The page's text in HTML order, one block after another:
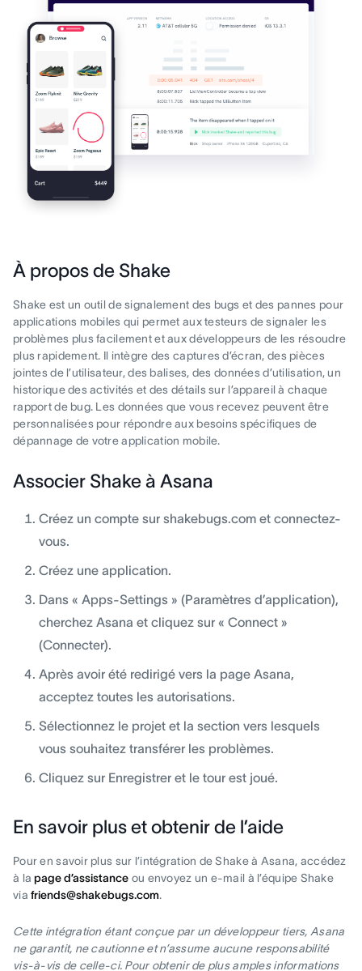
À propos de Shake
Shake est un outil de signalement des bugs et des pannes pour
applications mobiles qui permet aux testeurs de signaler les
problèmes plus facilement et aux développeurs de les résoudre
plus rapidement. Il intègre des captures d’écran, des pièces
jointes de l’utilisateur, des balises, des données d’utilisation, un
historique des activités et des détails sur l’appareil à chaque
rapport de bug. Les données que vous recevez peuvent être
personnalisées pour répondre aux besoins spécifiques de
dépannage de votre application mobile.
Associer Shake à Asana
Créez un compte sur shakebugs.com et connectez-
vous.
Créez une application.
Dans « Apps-Settings » (Paramètres d’application),
cherchez Asana et cliquez sur « Connect »
(Connecter).
Après avoir été redirigé vers la page Asana,
acceptez toutes les autorisations.
Sélectionnez le projet et la section vers lesquels
vous souhaitez transférer les problèmes.
Cliquez sur Enregistrer et le tour est joué.
En savoir plus et obtenir de l’aide
Pour en savoir plus sur l’intégration de Shake à Asana, accédez
à lapage d’assistance ou envoyez un e-mail à l’équipe Shake
viafriends@shakebugs.com.
Cette intégration étant conçue par un développeur tiers, Asana
ne garantit, ne cautionne et n’assume aucune responsabilité
vis-à-vis de celle-ci. Pour obtenir de plus amples informations